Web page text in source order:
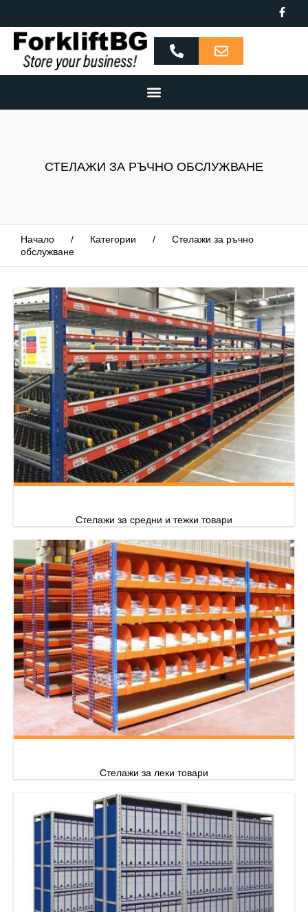
СТЕЛАЖИ ЗА РЪЧНО ОБСЛУЖВАНЕ
Начало / Категории /
Стелажи за ръчно
обслужване
Стелажи за средни и тежки товари
Стелажи за леки товари